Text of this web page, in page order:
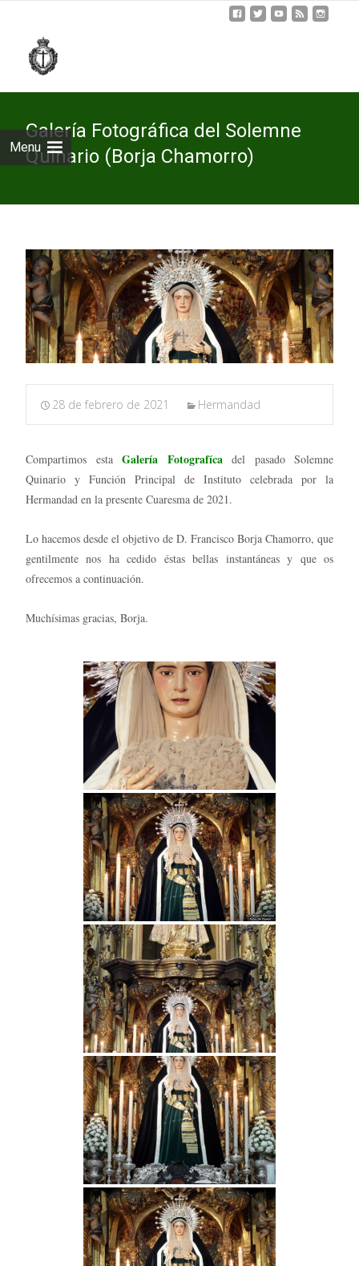
Menu
Galería Fotográfica del Solemne
Quinario (Borja Chamorro)
28 de febrero de 2021 Hermandad
Compartimos esta Galería Fotografícadel pasado Solemne
Quinario y Función Principal de Instituto celebrada por la
Hermandad en la presente Cuaresma de 2021.
Lo hacemos desde el objetivo de D. Francisco Borja Chamorro, que
gentilmente nos ha cedido éstas bellas instantáneas y que os
ofrecemos a continuación.
Muchísimas gracias, Borja.